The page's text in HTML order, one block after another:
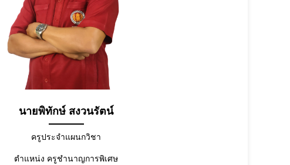
นายพิทักษ์ สงวนรัตน์
ครูประจำแผนกวิชา
ตำแหน่ง ครูชำนาญการพิเศษ